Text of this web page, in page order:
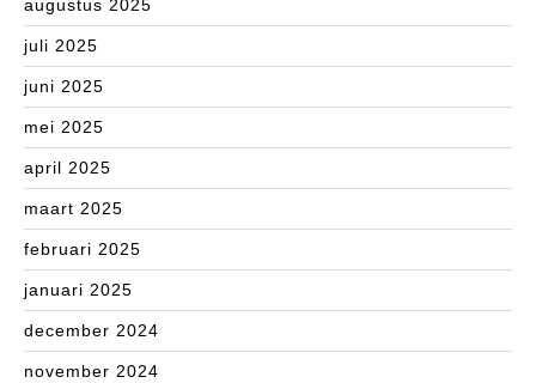
augustus 2025
juli 2025
juni 2025
mei 2025
april 2025
maart 2025
februari 2025
januari 2025
december 2024
november 2024